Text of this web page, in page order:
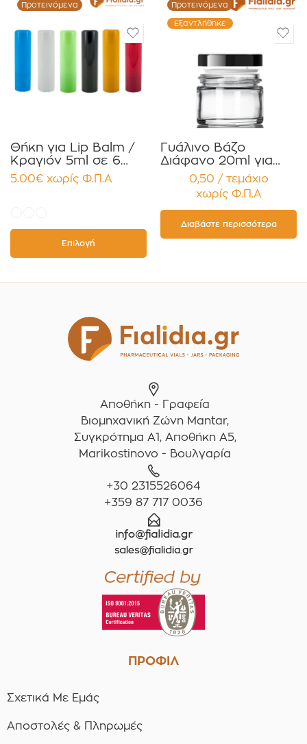
Προτεινόμενα
Θήκη για Lip Balm /
Κραγιόν 5ml σε 6
χρώματα Πακέτο
10τεμ.
5.00€ χωρίς Φ.Π.Α
Επιλογή
Προτεινόμενα
Εξαντλήθηκε
Γυάλινο Βάζο
Διάφανο 20ml για
Κρέμες και
Κηραλοιφές με
Μαύρο Γυαλιστερό
Καπάκι Παρέμβυσμα
Συσκευασία 12
τεμαχίων
0,50 / τεμάχιο
χωρίς Φ.Π.Α
Διαβάστε περισσότερα
Αποθήκη - Γραφεία
Βιομηχανική Ζώνη Mantar,
Συγκρότημα A1, Αποθήκη Α5,
Marikostinovo - Βουλγαρία
+30 2315526064
+359 87 717 0036
ΠΡΟΦΙΛ
Σχετικά Με Εμάς
Αποστολές & Πληρωμές